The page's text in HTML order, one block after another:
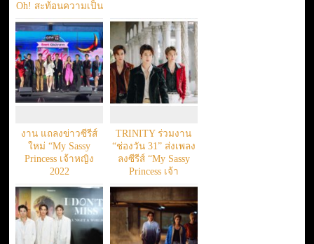
Oh! สะท้อนความเป็น
TRINITY
งาน แถลงข่าวซีรีส์
ใหม่ “My Sassy
Princess เจ้าหญิง
2022
TRINITY ร่วมงาน
“ช่องวัน 31” ส่งเพลง
ลงซีรีส์ “My Sassy
Princess เจ้า
หญิง2022”